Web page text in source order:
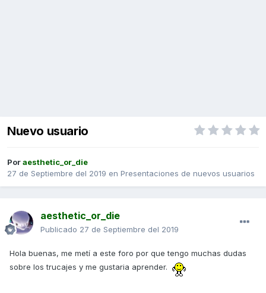
Nuevo usuario
Poraesthetic_or_die
27 de Septiembre del 2019 en Presentaciones de nuevos usuarios
aesthetic_or_die
Publicado 27 de Septiembre del 2019
Hola buenas, me metí a este foro por que tengo muchas dudas
sobre los trucajes y me gustaria aprender.